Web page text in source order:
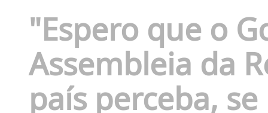
"Espero que o
Assembleia da
país perceba,